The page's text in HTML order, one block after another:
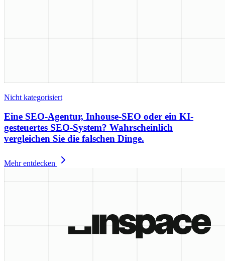
Nicht kategorisiert
Eine SEO-Agentur, Inhouse-SEO oder ein KI-
gesteuertes SEO-System? Wahrscheinlich
vergleichen Sie die falschen Dinge.
Mehr entdecken